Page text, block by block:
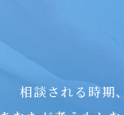
相談される時期